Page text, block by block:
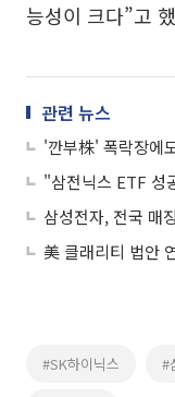
능성이 크다”고
관련 뉴스
#SK하이닉스 #